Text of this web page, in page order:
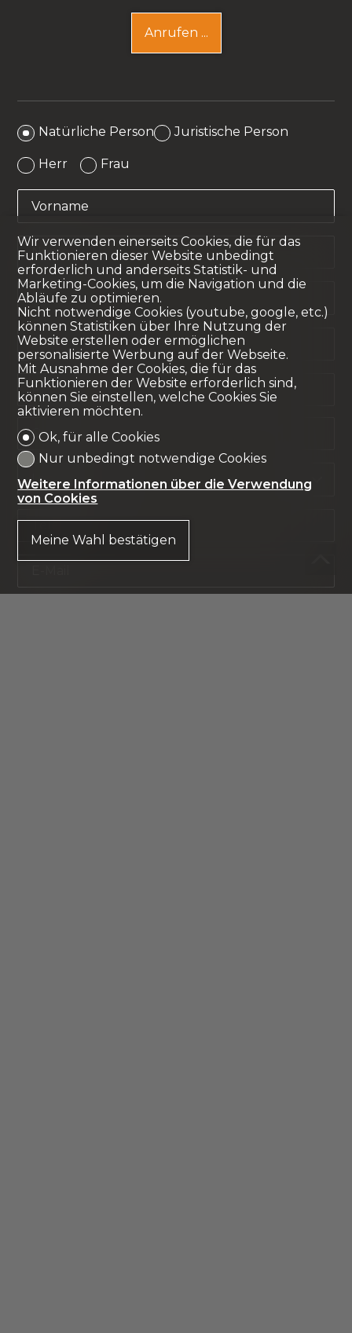
Anrufen ...
Natürliche Person Juristische Person
Herr Frau
Vorname
Name
Firma fakultativ
Adressefakultativ
PLZfakultativ
Ort fakultativ
Landfakultativ
Telefon
Wir verwenden einerseits Cookies, die für das
Funktionieren dieser Website unbedingt
erforderlich und anderseits Statistik- und
Marketing-Cookies, um die Navigation und die
Abläufe zu optimieren.
Nicht notwendige Cookies (youtube, google, etc.)
können Statistiken über Ihre Nutzung der
Website erstellen oder ermöglichen
personalisierte Werbung auf der Webseite.
Mit Ausnahme der Cookies, die für das
Funktionieren der Website erforderlich sind,
können Sie einstellen, welche Cookies Sie
aktivieren möchten.
Ok, für alle Cookies
Nur unbedingt notwendige Cookies
Weitere Informationen über die Verwendung
von Cookies
Meine Wahl bestätigen